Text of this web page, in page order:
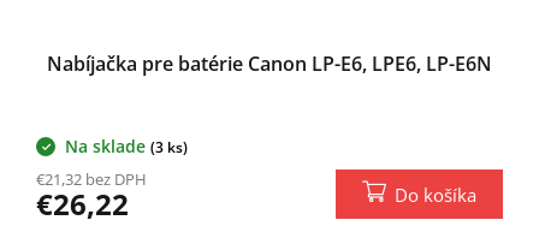
Nabíjačka pre batérie Canon LP-E6, LPE6, LP-E6N
Na sklade (3 ks)
€21,32 bez DPH
€26,22 Do košíka